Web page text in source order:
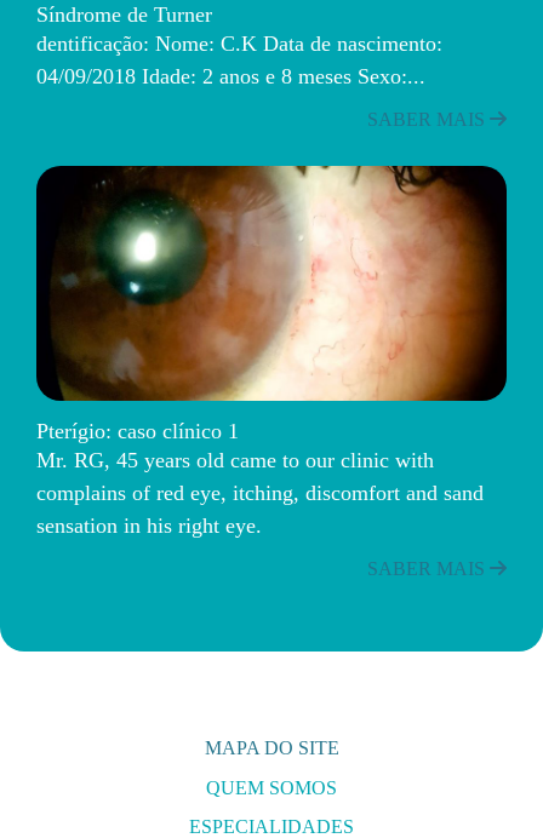
Síndrome de Turner
dentificação: Nome: C.K Data de nascimento:
04/09/2018 Idade: 2 anos e 8 meses Sexo:...
SABER MAIS
Pterígio: caso clínico 1
Mr. RG, 45 years old came to our clinic with
complains of red eye, itching, discomfort and sand
sensation in his right eye.
SABER MAIS
MAPA DO SITE
QUEM SOMOS
ESPECIALIDADES